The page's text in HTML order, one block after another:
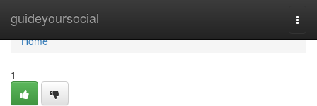
guideyoursocial
Home
Home
1